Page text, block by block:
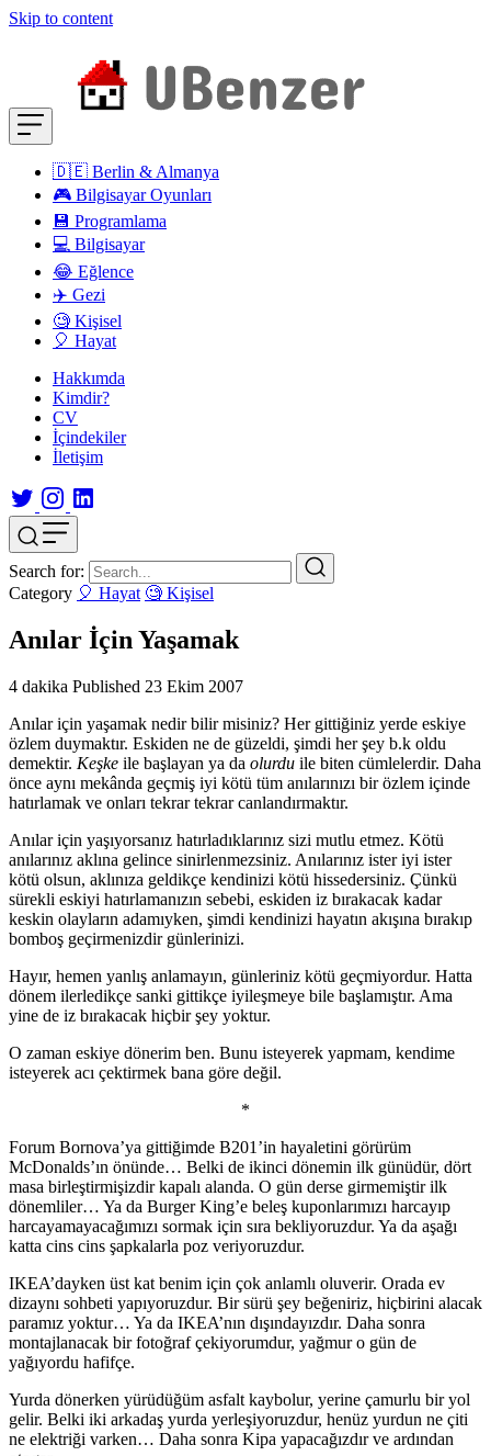
Skip to content
🇩🇪 Berlin & Almanya
🎮 Bilgisayar Oyunları
💾 Programlama
💻 Bilgisayar
😂 Eğlence
✈️ Gezi
🧐 Kişisel
🎈 Hayat
Hakkımda
Kimdir?
CV
İçindekiler
İletişim
Search for:
Category 🎈 Hayat 🧐 Kişisel
Anılar İçin Yaşamak
4 dakika Published 23 Ekim 2007
Anılar için yaşamak nedir bilir misiniz? Her gittiğiniz yerde eskiye
özlem duymaktır. Eskiden ne de güzeldi, şimdi her şey b.k oldu
demektir. Keşke ile başlayan ya da olurdu ile biten cümlelerdir. Daha
önce aynı mekânda geçmiş iyi kötü tüm anılarınızı bir özlem içinde
hatırlamak ve onları tekrar tekrar canlandırmaktır.
Anılar için yaşıyorsanız hatırladıklarınız sizi mutlu etmez. Kötü
anılarınız aklına gelince sinirlenmezsiniz. Anılarınız ister iyi ister
kötü olsun, aklınıza geldikçe kendinizi kötü hissedersiniz. Çünkü
sürekli eskiyi hatırlamanızın sebebi, eskiden iz bırakacak kadar
keskin olayların adamıyken, şimdi kendinizi hayatın akışına bırakıp
bomboş geçirmenizdir günlerinizi.
Hayır, hemen yanlış anlamayın, günleriniz kötü geçmiyordur. Hatta
dönem ilerledikçe sanki gittikçe iyileşmeye bile başlamıştır. Ama
yine de iz bırakacak hiçbir şey yoktur.
O zaman eskiye dönerim ben. Bunu isteyerek yapmam, kendime
isteyerek acı çektirmek bana göre değil.
*
Forum Bornova’ya gittiğimde B201’in hayaletini görürüm
McDonalds’ın önünde… Belki de ikinci dönemin ilk günüdür, dört
masa birleştirmişizdir kapalı alanda. O gün derse girmemiştir ilk
dönemliler… Ya da Burger King’e beleş kuponlarımızı harcayıp
harcayamayacağımızı sormak için sıra bekliyoruzdur. Ya da aşağı
katta cins cins şapkalarla poz veriyoruzdur.
IKEA’dayken üst kat benim için çok anlamlı oluverir. Orada ev
dizaynı sohbeti yapıyoruzdur. Bir sürü şey beğeniriz, hiçbirini alacak
paramız yoktur… Ya da IKEA’nın dışındayızdır. Daha sonra
montajlanacak bir fotoğraf çekiyorumdur, yağmur o gün de
yağıyordu hafifçe.
Yurda dönerken yürüdüğüm asfalt kaybolur, yerine çamurlu bir yol
gelir. Belki iki arkadaş yurda yerleşiyoruzdur, henüz yurdun ne çiti
ne elektriği varken… Daha sonra Kipa yapacağızdır ve ardından